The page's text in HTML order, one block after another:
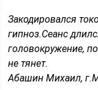
Закодировался
гипноз.Сеанс
головокружение,
не тянет.
Абашин Михаил,